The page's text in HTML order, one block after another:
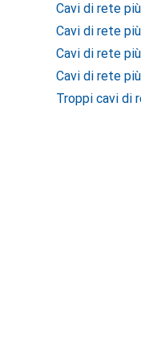
Cavi di rete
Cavi di rete
Cavi di rete
Cavi di rete
Troppi cavi di